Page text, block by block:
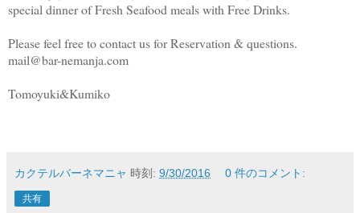
special dinner of Fresh Seafood meals with Free Drinks.
Please feel free to contact us for Reservation & questions.
mail@bar-nemanja.com
Tomoyuki&Kumiko
カクテルバーネマニャ 時刻: 9/30/2016 0 件のコメント:
共有